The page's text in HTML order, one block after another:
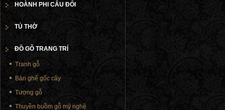
HOÀNH PHI CÂU ĐỐI
TỦ THỜ
ĐỒ GỖ TRANG TRÍ
Tranh gỗ
Bàn ghế gốc cây
Tượng gỗ
Thuyền buồm gỗ mỹ nghệ